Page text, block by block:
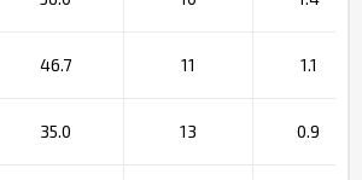
46.7 11 1.1
35.0 13 0.9